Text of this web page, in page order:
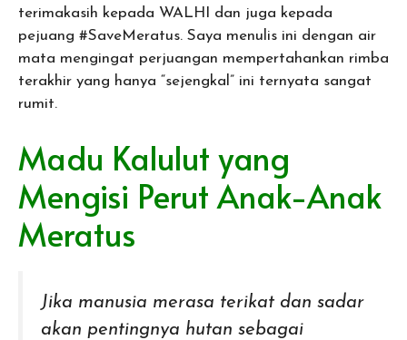
terimakasih kepada WALHI dan juga kepada
pejuang #SaveMeratus. Saya menulis ini dengan air
mata mengingat perjuangan mempertahankan rimba
terakhir yang hanya “sejengkal” ini ternyata sangat
rumit.
Madu Kalulut yang
Mengisi Perut Anak-Anak
Meratus
Jika manusia merasa terikat dan sadar
akan pentingnya hutan sebagai